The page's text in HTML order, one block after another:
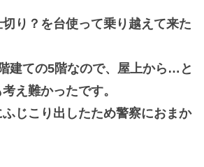
り？を台使って乗り越えて来た
建ての5階なので、屋上から…と
え難かったです。
じこり出したため警察におまか